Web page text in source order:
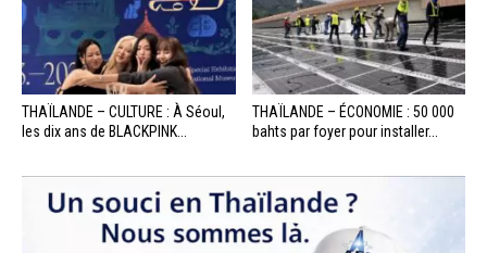
THAÏLANDE – CULTURE : À Séoul,
les dix ans de BLACKPINK...
THAÏLANDE – ÉCONOMIE : 50 000
bahts par foyer pour installer...